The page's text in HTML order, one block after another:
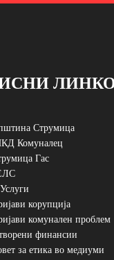
Струмица
Комуналец
Гас
корупција
комунален проблем
финансии
за етика во медиуми